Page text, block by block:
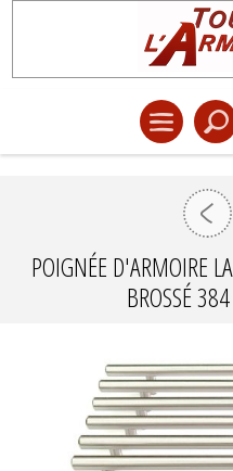
POIGNÉE D'ARMOIRE
BROSSÉ